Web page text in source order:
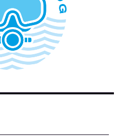
DEM TAUCHERBLOG?